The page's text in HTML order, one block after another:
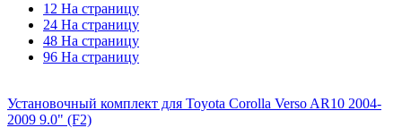
12 На страницу
24 На страницу
48 На страницу
96 На страницу
Установочный комплект для Toyota Corolla Verso AR10 2004-
2009 9.0" (F2)